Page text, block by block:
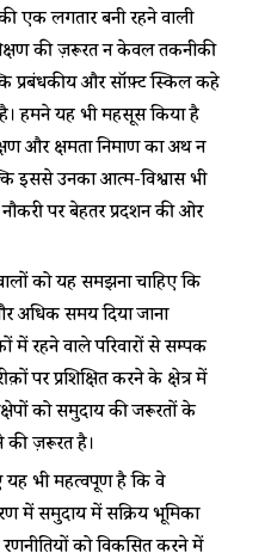
एक लगतार बनी रहने वाली
की ज़रूरत न केवल तकनीकी
प्रबंधकीय और सॉफ़्ट स्किल कहे
हमने यह भी महसूस किया है
और क्षमता निर्माण का अर्थ न
इससे उनका आत्म-विश्वास भी
पर बेहतर प्रदर्शन की ओर
को यह समझना चाहिए कि
अधिक समय दिया जाना
में रहने वाले परिवारों से सम्पर्क
पर प्रशिक्षित करने के क्षेत्र में
को समुदाय की जरूरतों के
की ज़रूरत है।
भी महत्वपूर्ण है कि वे
में समुदाय में सक्रिय भूमिका
को विकसित करने में